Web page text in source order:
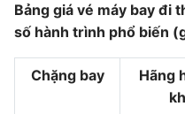
Bảng giá vé máy bay đi
số hành trình phổ biến
Chặng bay
Hãng